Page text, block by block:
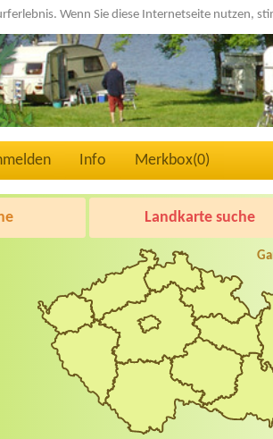
Wenn Sie diese Internetseite nutzen,
Info Merkbox(0)
Landkarte suche